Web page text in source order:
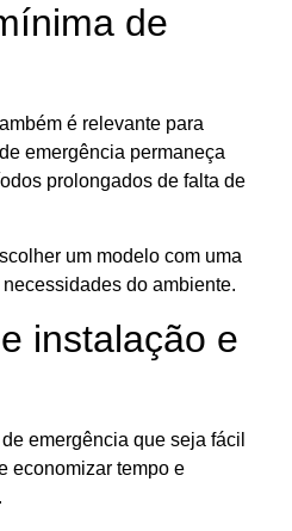
de
é relevante para
emergência permaneça
prolongados de falta de
um modelo com uma
do ambiente.
instalação e
emergência que seja fácil
economizar tempo e